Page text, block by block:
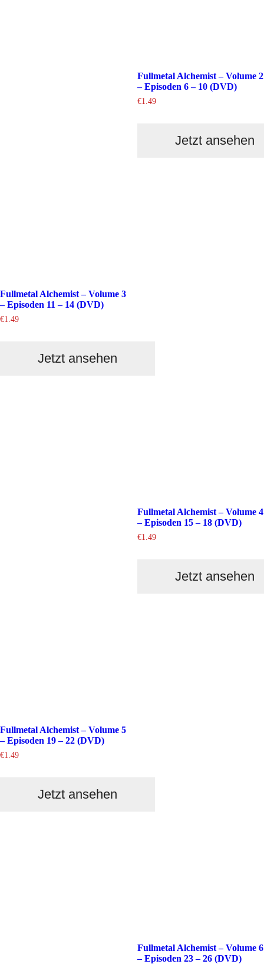
Fullmetal Alchemist – Volume 2
– Episoden 6 – 10 (DVD)
€1.49
Jetzt ansehen
Fullmetal Alchemist – Volume 3
– Episoden 11 – 14 (DVD)
€1.49
Jetzt ansehen
Fullmetal Alchemist – Volume 4
– Episoden 15 – 18 (DVD)
€1.49
Jetzt ansehen
Fullmetal Alchemist – Volume 5
– Episoden 19 – 22 (DVD)
€1.49
Jetzt ansehen
Fullmetal Alchemist – Volume 6
– Episoden 23 – 26 (DVD)